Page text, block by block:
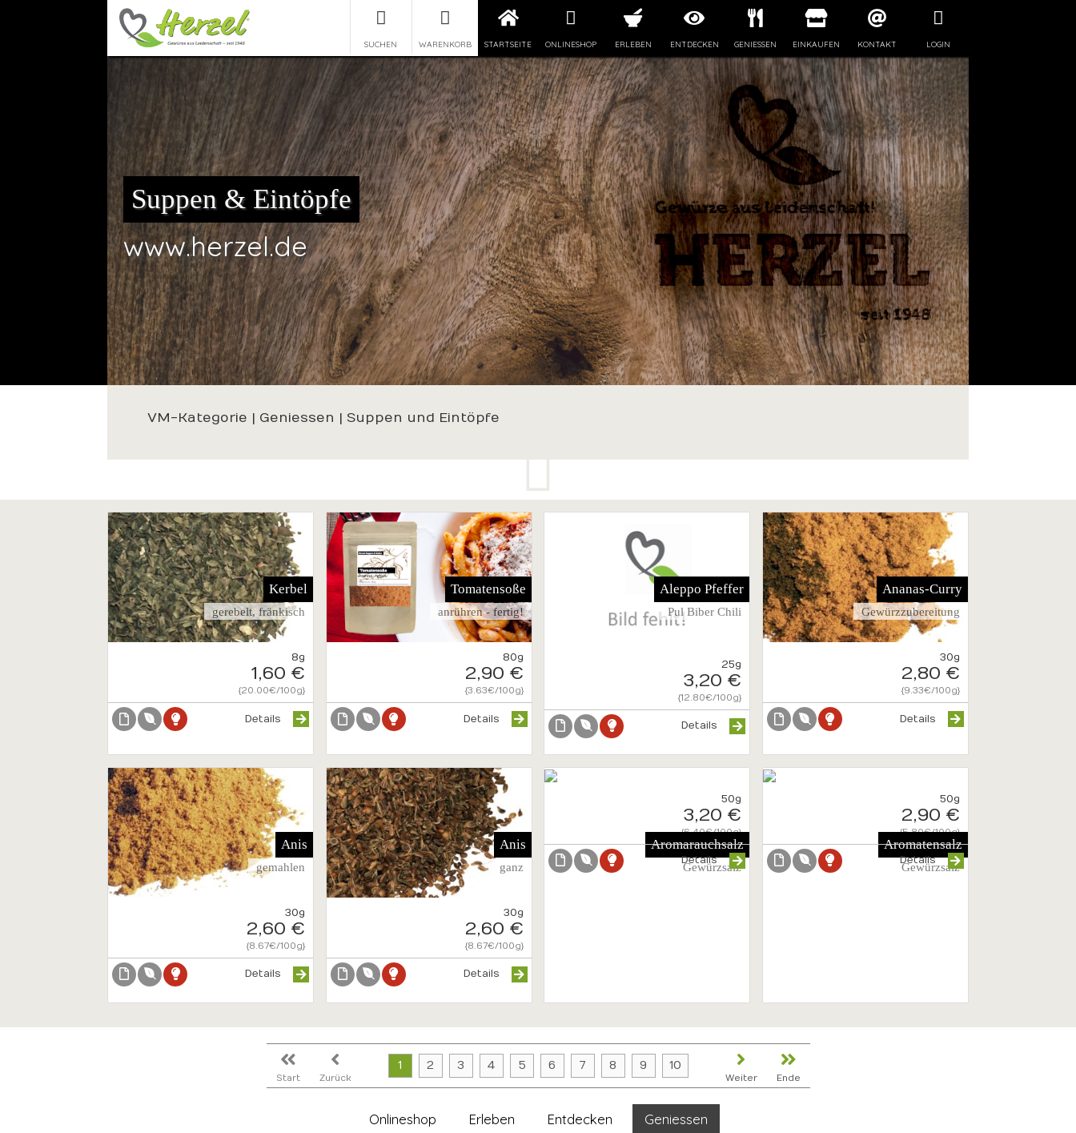
SUCHEN WARENKORB STARTSEITE ONLINESHOP ERLEBEN ENTDECKEN GENIESSEN EINKAUFEN KONTAKT LOGIN
Suppen & Eintöpfe
www.herzel.de
VM-Kategorie | Geniessen | Suppen und Eintöpfe
Kerbel
gerebelt, fränkisch
8g
1,60 €
{20.00€/100g}
Details
Tomatensoße
anrühren - fertig!
80g
2,90 €
{3.63€/100g}
Details
Aleppo Pfeffer
Pul Biber Chili
25g
3,20 €
{12.80€/100g}
Details
Ananas-Curry
Gewürzzubereitung
30g
2,80 €
{9.33€/100g}
Details
Anis
gemahlen
30g
2,60 €
{8.67€/100g}
Details
Anis
ganz
30g
2,60 €
{8.67€/100g}
Details
Aromarauchsalz
Gewürzsalz
50g
3,20 €
{6.40€/100g}
Details
Aromatensalz
Gewürzsalz
50g
2,90 €
{5.80€/100g}
Details
Start Zurück
1 2 3 4 5 6 7 8 9 10
Weiter Ende
Onlineshop Erleben Entdecken Geniessen